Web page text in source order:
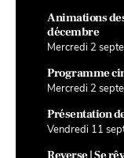
Animations
décembre
Mercredi 2
Programme
Mercredi 2
Présentation
Vendredi 11